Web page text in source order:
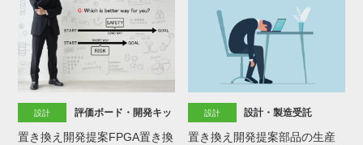
設計 評価ボード・開発キット
置き換え開発提案FPGA置き換
設計 設計・製造受託
置き換え開発提案部品の生産